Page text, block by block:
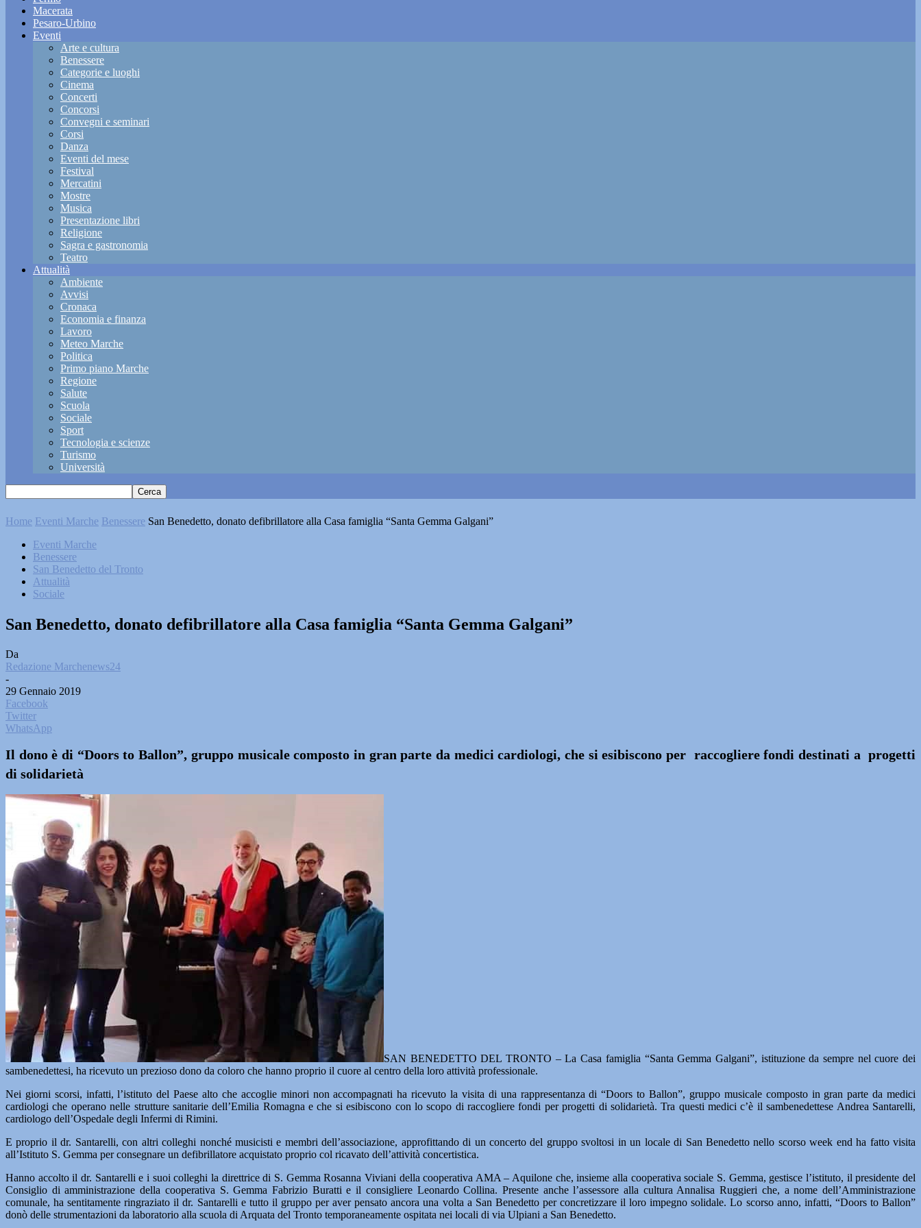
Macerata
Pesaro-Urbino
Eventi
Arte e cultura
Benessere
Categorie e luoghi
Cinema
Concerti
Concorsi
Convegni e seminari
Corsi
Danza
Eventi del mese
Festival
Mercatini
Mostre
Musica
Presentazione libri
Religione
Sagra e gastronomia
Teatro
Attualità
Ambiente
Avvisi
Cronaca
Economia e finanza
Lavoro
Meteo Marche
Politica
Primo piano Marche
Regione
Salute
Scuola
Sociale
Sport
Tecnologia e scienze
Turismo
Università
Home Eventi Marche Benessere San Benedetto, donato defibrillatore alla Casa famiglia “Santa Gemma Galgani”
Eventi Marche
Benessere
San Benedetto del Tronto
Attualità
Sociale
San Benedetto, donato defibrillatore alla Casa famiglia “Santa Gemma Galgani”
Da
Redazione Marchenews24
-
29 Gennaio 2019
Facebook
Twitter
WhatsApp
Il dono è di “Doors to Ballon”, gruppo musicale composto in gran parte da medici cardiologi, che si esibiscono per raccogliere fondi destinati a progetti
di solidarietà
SAN BENEDETTO DEL TRONTO – La Casa famiglia “Santa Gemma Galgani”, istituzione da sempre nel cuore dei
sambenedettesi, ha ricevuto un prezioso dono da coloro che hanno proprio il cuore al centro della loro attività professionale.
Nei giorni scorsi, infatti, l’istituto del Paese alto che accoglie minori non accompagnati ha ricevuto la visita di una rappresentanza di “Doors to Ballon”, gruppo musicale composto in gran parte da medici
cardiologi che operano nelle strutture sanitarie dell’Emilia Romagna e che si esibiscono con lo scopo di raccogliere fondi per progetti di solidarietà. Tra questi medici c’è il sambenedettese Andrea Santarelli,
cardiologo dell’Ospedale degli Infermi di Rimini.
E proprio il dr. Santarelli, con altri colleghi nonché musicisti e membri dell’associazione, approfittando di un concerto del gruppo svoltosi in un locale di San Benedetto nello scorso week end ha fatto visita
all’Istituto S. Gemma per consegnare un defibrillatore acquistato proprio col ricavato dell’attività concertistica.
Hanno accolto il dr. Santarelli e i suoi colleghi la direttrice di S. Gemma Rosanna Viviani della cooperativa AMA – Aquilone che, insieme alla cooperativa sociale S. Gemma, gestisce l’istituto, il presidente del
Consiglio di amministrazione della cooperativa S. Gemma Fabrizio Buratti e il consigliere Leonardo Collina. Presente anche l’assessore alla cultura Annalisa Ruggieri che, a nome dell’Amministrazione
comunale, ha sentitamente ringraziato il dr. Santarelli e tutto il gruppo per aver pensato ancora una volta a San Benedetto per concretizzare il loro impegno solidale. Lo scorso anno, infatti, “Doors to Ballon”
donò delle strumentazioni da laboratorio alla scuola di Arquata del Tronto temporaneamente ospitata nei locali di via Ulpiani a San Benedetto.